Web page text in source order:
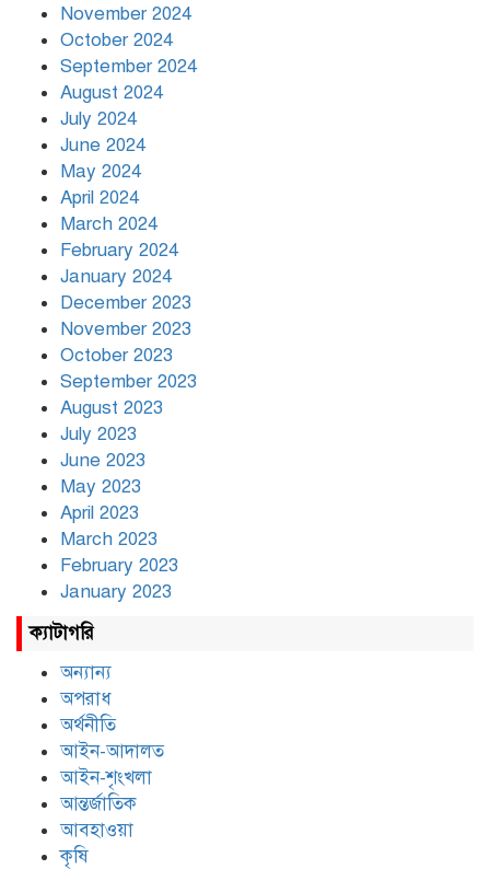
November 2024
October 2024
September 2024
August 2024
July 2024
June 2024
May 2024
April 2024
March 2024
February 2024
January 2024
December 2023
November 2023
October 2023
September 2023
August 2023
July 2023
June 2023
May 2023
April 2023
March 2023
February 2023
January 2023
ক্যাটাগরি
অন্যান্য
অপরাধ
অর্থনীতি
আইন-আদালত
আইন-শৃংখলা
আন্তর্জাতিক
আবহাওয়া
কৃষি